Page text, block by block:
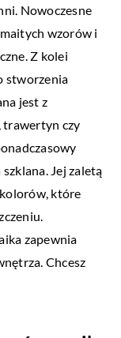
Nowoczesne
wzorów i
Z kolei
stworzenia
jest z
trawertyn czy
Jej zaletą
które
zapewnia
Chcesz